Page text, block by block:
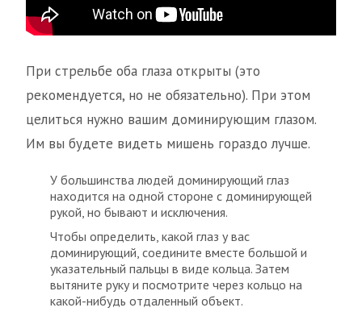
При стрельбе оба глаза открыты (это
рекомендуется, но не обязательно). При этом
целиться нужно вашим доминирующим глазом.
Им вы будете видеть мишень гораздо лучше.
У большинства людей доминирующий глаз
находится на одной стороне с доминирующей
рукой, но бывают и исключения.
Чтобы определить, какой глаз у вас
доминирующий, соедините вместе большой и
указательный пальцы в виде кольца. Затем
вытяните руку и посмотрите через кольцо на
какой-нибудь отдаленный объект.